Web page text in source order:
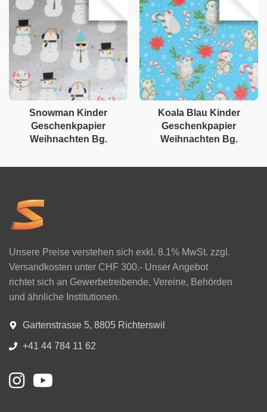
Snowman Kinder
Geschenkpapier
Weihnachten Bg.
Koala Blau Kinder
Geschenkpapier
Weihnachten Bg.
Unsere Preise verstehen sich exkl. 8.1% MwSt. zzgl.
Versandkosten unter CHF 300.- Unser Angebot
richtet sich an Gewerbetreibende, Vereine, Behörden
und ähnliche Institutionen.
Gartenstrasse 5, 8805 Richterswil
+41 44 784 11 62